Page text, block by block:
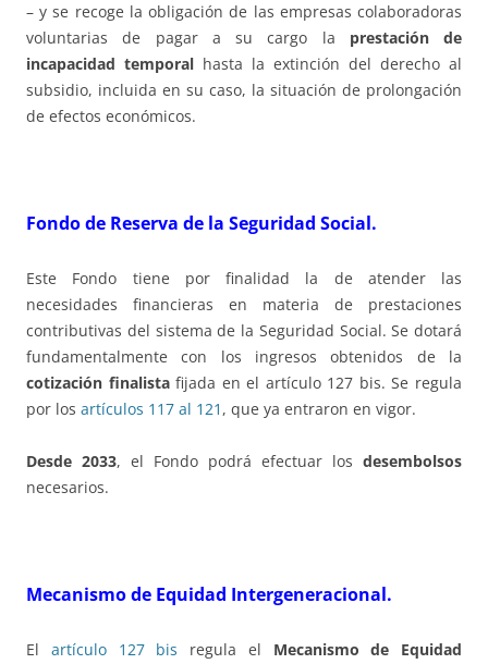
– y se recoge la obligación de las empresas colaboradoras
voluntarias de pagar a su cargo la prestación de
incapacidad temporal hasta la extinción del derecho al
subsidio, incluida en su caso, la situación de prolongación
de efectos económicos.
Fondo de Reserva de la Seguridad Social.
Este Fondo tiene por finalidad la de atender las
necesidades financieras en materia de prestaciones
contributivas del sistema de la Seguridad Social. Se dotará
fundamentalmente con los ingresos obtenidos de la
cotización finalistafijada en el artículo 127 bis. Se regula
por los artículos 117 al 121 , que ya entraron en vigor.
Desde 2033, el Fondo podrá efectuar los desembolsos
necesarios.
Mecanismo de Equidad Intergeneracional.
El artículo 127 bis regula el Mecanismo de Equidad